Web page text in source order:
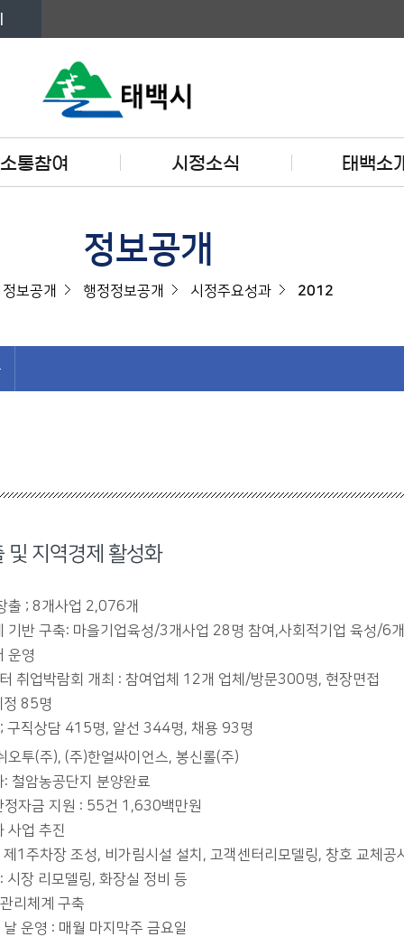
소통참여 시정소식 태백소
정보공개
정보공개 행정정보공개 시정주요성과 2012
및 지역경제 활성화
출 ; 8개사업 2,076개
기반 구축: 마을기업육성/3개사업 28명 참여,사회적기업 육성/6
운영
취업박람회 개최 : 참여업체 12개 업체/방문300명, 현장면접
정 85명
구직상담 415명, 알선 344명, 채용 93명
오투(주), (주)한얼싸이언스, 봉신롤(주)
철암농공단지 분양완료
정자금 지원 : 55건 1,630백만원
사업 추진
1주차장 조성, 비가림시설 설치, 고객센터리모델링, 창호 교체공
시장 리모델링, 화장실 정비 등
리체계 구축
운영 : 매월 마지막주 금요일